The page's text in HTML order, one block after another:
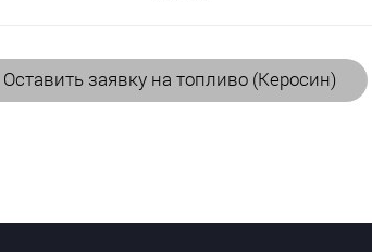
Оставить заявку на топливо (Керосин)